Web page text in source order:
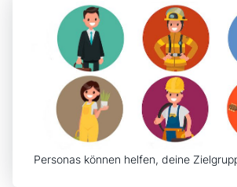
Personas können helfen, deine